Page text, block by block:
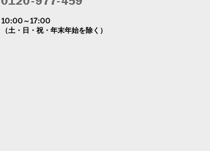
ビス利用者の同意があったものとみなすことがで
て、合理的なものであるとき
ます。
10:00～17:00
（土・日・祝・年末年始を除く）